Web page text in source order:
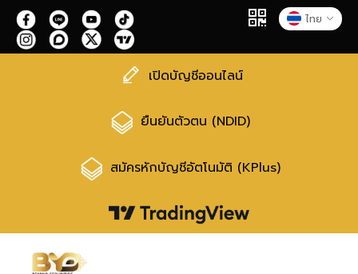
ไทย
เปิดบัญชีออนไลน์
ยืนยันตัวตน (NDID)
สมัครหักบัญชีอัตโนมัติ (KPlus)